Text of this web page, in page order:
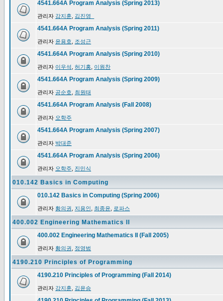
4541.664A Program Analysis (Spring 2013)
관리자 강지훈 김진영_
4541.664A Program Analysis (Spring 2011)
관리자 윤용호 조성근
4541.664A Program Analysis (Spring 2010)
관리자 이우석 허기홍 이원찬
4541.664A Program Analysis (Spring 2009)
관리자 공순호 최원태
4541.664A Program Analysis (Fall 2008)
관리자 오학주
4541.664A Program Analysis (Spring 2007)
관리자 박대준
4541.664A Program Analysis (Spring 2006)
관리자 오학주 진민식
010.142 Basics in Computing
010.142 Basics in Computing (Spring 2006)
관리자 황의권 지용인 최종윤 로파스
400.002 Engineering Mathematics II
400.002 Engineering Mathematics II (Fall 2005)
관리자 황의권 정영범
4190.210 Principles of Programming
4190.210 Principles of Programming (Fall 2014)
관리자 강지훈 김윤승